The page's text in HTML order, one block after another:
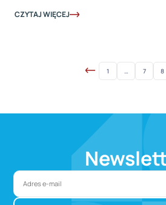
CZYTAJ WIĘCEJ
1 … 7 8